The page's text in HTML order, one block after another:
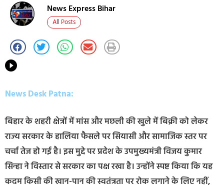
News Express Bihar
All Posts
News Desk Patna:
बिहार के शहरी क्षेत्रों में मांस और मछली की खुले में बिक्री को लेकर
राज्य सरकार के हालिया फैसले पर सियासी और सामाजिक स्तर पर
चर्चा तेज हो गई है। इस मुद्दे पर प्रदेश के उपमुख्यमंत्री विजय कुमार
सिन्हा ने विस्तार से सरकार का पक्ष रखा है। उन्होंने स्पष्ट किया कि यह
कदम किसी की खान-पान की स्वतंत्रता पर रोक लगाने के लिए नहीं,